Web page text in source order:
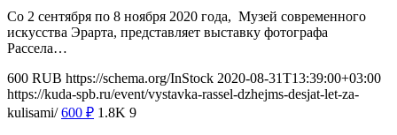
Со 2 сентября по 8 ноября 2020 года, Музей современного
искусства Эрарта, представляет выставку фотографа
Рассела…
600 RUB https://schema.org/InStock 2020-08-31T13:39:00+03:00
https://kuda-spb.ru/event/vystavka-rassel-dzhejms-desjat-let-za-
kulisami/ 600 ₽ 1.8K 9